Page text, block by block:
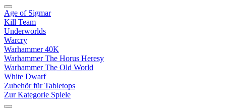
Age of Sigmar
Kill Team
Underworlds
Warcry
Warhammer 40K
Warhammer The Horus Heresy
Warhammer The Old World
White Dwarf
Zubehör für Tabletops
Zur Kategorie Spiele